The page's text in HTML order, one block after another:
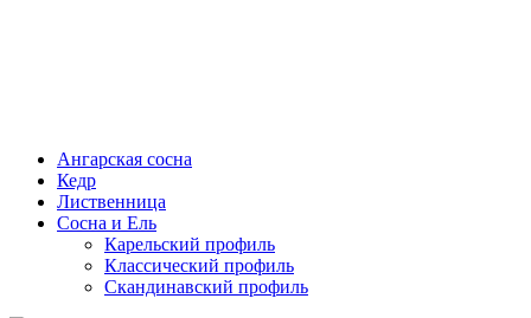
Ангарская сосна
Кедр
Лиственница
Сосна и Ель
Карельский профиль
Классический профиль
Скандинавский профиль